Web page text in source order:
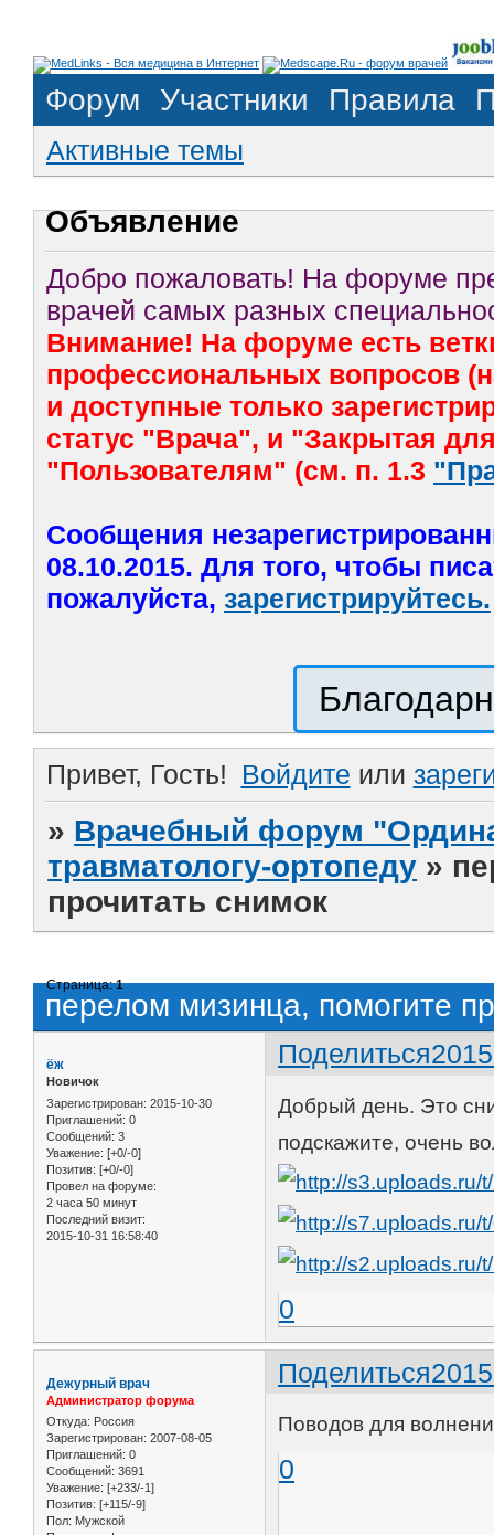
Форум Участники Правила
Активные темы
Объявление
Добро пожаловать! На форуме
врачей самых разных
Внимание! На форуме есть
профессиональных вопросов
и доступные только
статус "Врача", и "Закрытая
"Пользователям" (см. п. 1.3
Сообщения
08.10.2015. Для того, чтобы
пожалуйста, зарегистрируйтесь.
Привет, Гость! Войдите или
» Врачебный форум
травматологу-ортопеду »
прочитать снимок
перелом мизинца, помогите
Страница:1
Поделиться
ёж
Новичок
Зарегистрирован: 2015-10-30
Приглашений: 0
Сообщений: 3
Уважение: [+0/-0]
Позитив: [+0/-0]
Провел на форуме:
2 часа 50 минут
Последний визит:
2015-10-31 16:58:40
Добрый день. Это
подскажите, очень
0
Поделиться
Дежурный врач
Администратор форума
Откуда: Россия
Зарегистрирован: 2007-08-05
Приглашений: 0
Сообщений: 3691
Уважение: [+233/-1]
Позитив: [+115/-9]
Пол: Мужской
Поводов для
0